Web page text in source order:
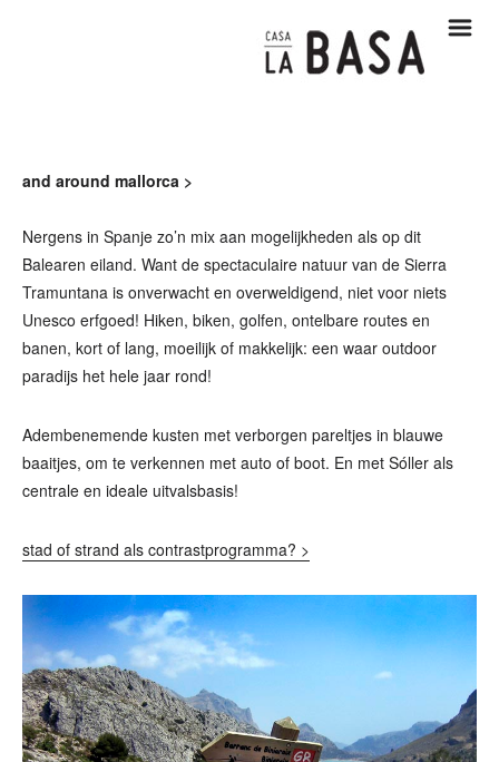
m
and around mallorca >
Nergens in Spanje zo’n mix aan mogelijkheden als op dit
Balearen eiland. Want de spectaculaire natuur van de Sierra
Tramuntana is onverwacht en overweldigend, niet voor niets
Unesco erfgoed! Hiken, biken, golfen, ontelbare routes en
banen, kort of lang, moeilijk of makkelijk: een waar outdoor
paradijs het hele jaar rond!
Adembenemende kusten met verborgen pareltjes in blauwe
baaitjes, om te verkennen met auto of boot. En met Sóller als
centrale en ideale uitvalsbasis!
stad of strand als contrastprogramma? >